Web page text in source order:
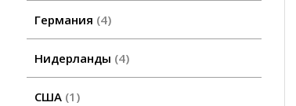
Германия 4
Нидерланды 4
США 1